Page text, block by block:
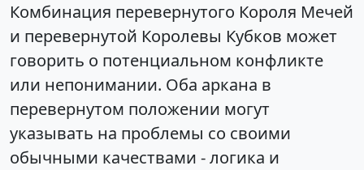
Комбинация перевернутого Короля Мечей
и перевернутой Королевы Кубков может
говорить о потенциальном конфликте
или непонимании. Оба аркана в
перевернутом положении могут
указывать на проблемы со своими
обычными качествами - логика и